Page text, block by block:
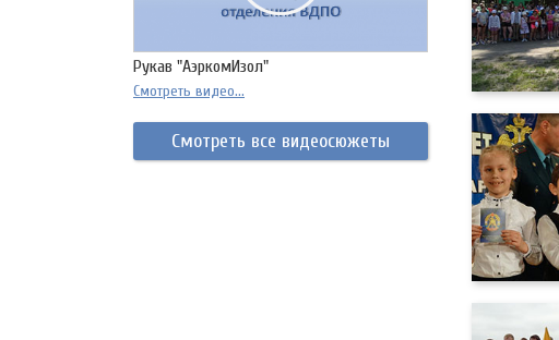
Рукав "АэркомИзол"
Смотреть видео...
Смотреть все видеосюжеты